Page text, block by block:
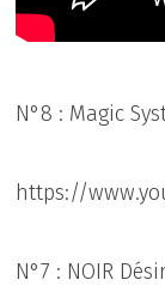
N°8 : Magic
https://
N°7 : NOIR